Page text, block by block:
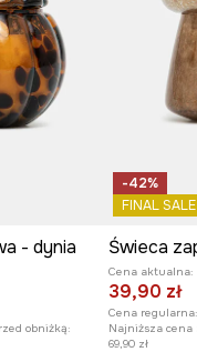
- dynia
obniżką:
-42%
FINAL SALE
Świeca
Cena aktualna:
39,90 zł
Cena regularna:
Najniższa cena
69,90 zł